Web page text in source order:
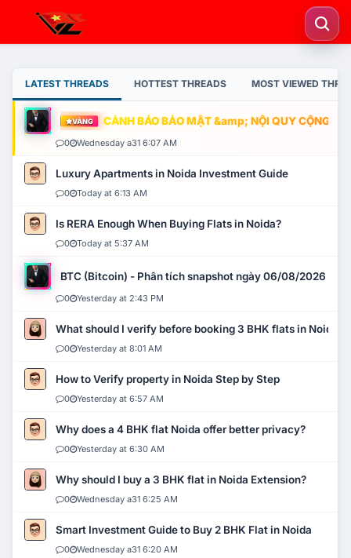
LATEST THREADS HOTTEST THREADS MOST VIEWED
VÀNG CẢNH BÁO BẢO MẬT &amp; NỘI QUY CỘNG
0 Wednesday a31 6:07 AM
Luxury Apartments in Noida Investment Guide
0 Today at 6:13 AM
Is RERA Enough When Buying Flats in Noida?
0 Today at 5:37 AM
BTC (Bitcoin) - Phân tích snapshot ngày 06/08/2026
0 Yesterday at 2:43 PM
What should I verify before booking 3 BHK flats in Noida?
0 Yesterday at 8:01 AM
How to Verify property in Noida Step by Step
0 Yesterday at 6:57 AM
Why does a 4 BHK flat Noida offer better privacy?
0 Yesterday at 6:30 AM
Why should I buy a 3 BHK flat in Noida Extension?
0 Wednesday a31 6:25 AM
Smart Investment Guide to Buy 2 BHK Flat in Noida
0 Wednesday a31 6:20 AM